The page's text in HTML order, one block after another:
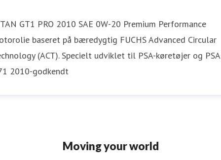
GT1 PRO 2010 SAE 0W-20 Premium Performance
baseret på bæredygtig FUCHS Advanced Circular
(ACT). Specielt udviklet til PSA-køretøjer og PSA
2010-godkendt
Moving your world